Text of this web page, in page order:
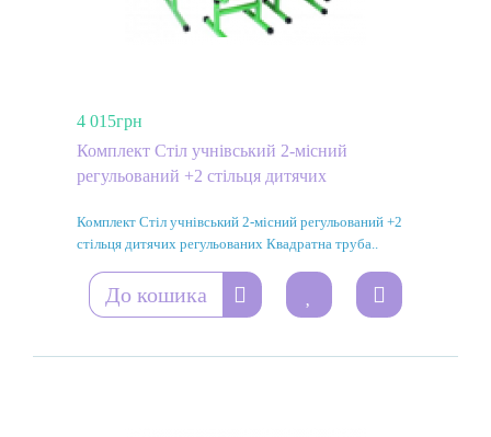
4 015грн
Комплект Стіл учнівський 2-місний
регульований +2 стільця дитячих
Комплект Стіл учнівський 2-місний регульований +2
стільця дитячих регульованих Квадратна труба..
До кошика